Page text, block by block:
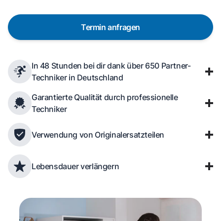
Termin anfragen
In 48 Stunden bei dir dank über 650 Partner-
Techniker in Deutschland
Garantierte Qualität durch professionelle
Techniker
Verwendung von Originalersatzteilen
Lebensdauer verlängern